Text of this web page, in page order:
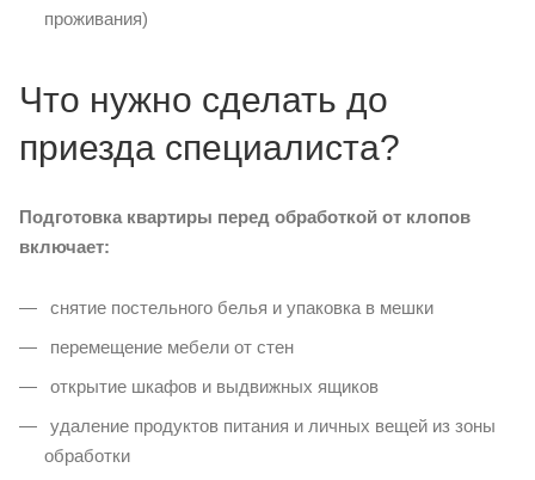
проживания)
Что нужно сделать до
приезда специалиста?
Подготовка квартиры перед обработкой от клопов
включает:
снятие постельного белья и упаковка в мешки
перемещение мебели от стен
открытие шкафов и выдвижных ящиков
удаление продуктов питания и личных вещей из зоны
обработки